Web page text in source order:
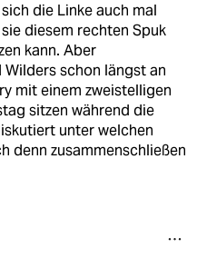
die Linke auch mal
diesem rechten Spuk
kann. Aber
schon längst an
mit einem zweistelligen
sitzen während die
unter welchen
denn zusammenschließen